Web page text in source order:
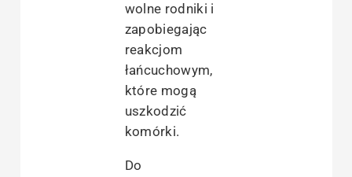
wolne rodniki i
zapobiegając
reakcjom
łańcuchowym,
które mogą
uszkodzić
komórki.
Do